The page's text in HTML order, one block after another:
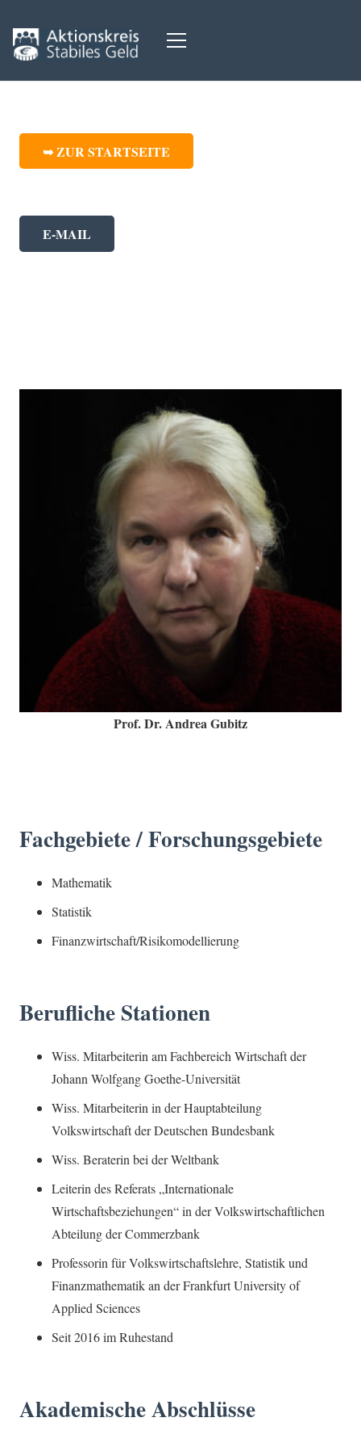
➥ ZUR STARTSEITE
E-MAIL
Prof. Dr. Andrea Gubitz
Fachgebiete / Forschungsgebiete
Mathematik
Statistik
Finanzwirtschaft/Risikomodellierung
Berufliche Stationen
Wiss. Mitarbeiterin am Fachbereich Wirtschaft der
Johann Wolfgang Goethe-Universität
Wiss. Mitarbeiterin in der Hauptabteilung
Volkswirtschaft der Deutschen Bundesbank
Wiss. Beraterin bei der Weltbank
Leiterin des Referats „Internationale
Wirtschaftsbeziehungen“ in der Volkswirtschaftlichen
Abteilung der Commerzbank
Professorin für Volkswirtschaftslehre, Statistik und
Finanzmathematik an der Frankfurt University of
Applied Sciences
Seit 2016 im Ruhestand
Akademische Abschlüsse